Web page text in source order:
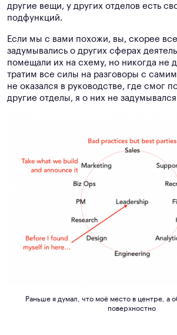
другие вещи, у других отделов есть
подфункций.
Если мы с вами похожи, вы, скорее
задумывались о других сферах
помещали их на схему, но никогда не
тратим все силы на разговоры с
не оказался в руководстве, где смог
другие отделы, я о них не
Раньше я думал, что моё место в центре, а
поверхностно